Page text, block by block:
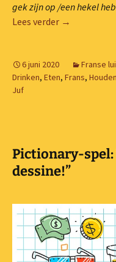
gek zijn op /een hekel
Lees verder →
6 juni 2020 Franse
Drinken, Eten, Frans,
Juf
Pictionary-spel:
dessine!”